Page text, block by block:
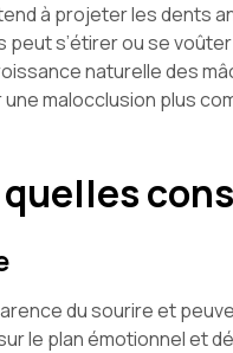
à projeter les dents
peut s’étirer ou se
naturelle des
malocclusion plus
du sourire et
le plan émotionnel et